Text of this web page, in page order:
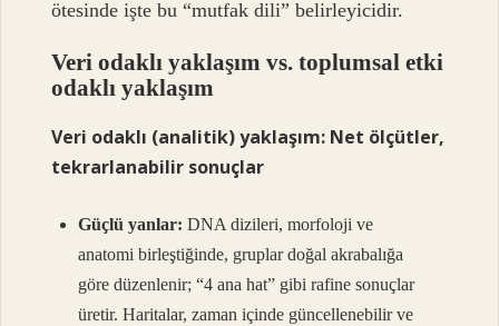
ötesinde işte bu “mutfak dili” belirleyicidir.
Veri odaklı yaklaşım vs. toplumsal etki
odaklı yaklaşım
Veri odaklı (analitik) yaklaşım: Net ölçütler,
tekrarlanabilir sonuçlar
Güçlü yanlar: DNA dizileri, morfoloji ve
anatomi birleştiğinde, gruplar doğal akrabalığa
göre düzenlenir; “4 ana hat” gibi rafine sonuçlar
üretir. Haritalar, zaman içinde güncellenebilir ve